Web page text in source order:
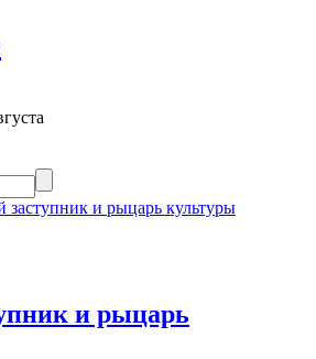
заступник и рыцарь культуры
и рыцарь